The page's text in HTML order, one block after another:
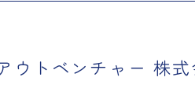
ウトベンチャー 株